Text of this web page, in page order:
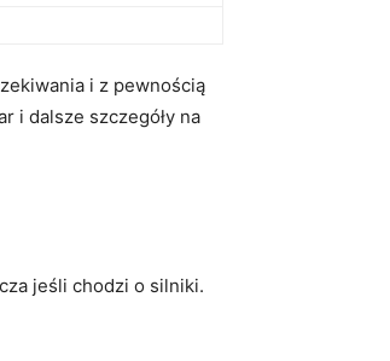
‍i z pewnością
i ‍dalsze szczegóły na
jeśli chodzi o silniki.